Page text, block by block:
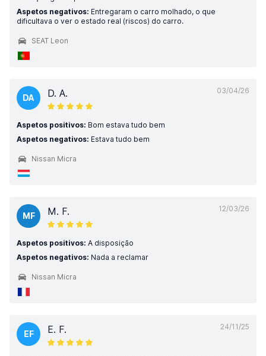
Aspetos negativos: Entregaram o carro molhado, o que
dificultava o ver o estado real (riscos) do carro.
SEAT Leon
03/04/26
DA D. A.
Aspetos positivos: Bom estava tudo bem
Aspetos negativos: Estava tudo bem
Nissan Micra
12/03/26
MF M. F.
Aspetos positivos: A disposição
Aspetos negativos: Nada a reclamar
Nissan Micra
24/11/25
EF E. F.